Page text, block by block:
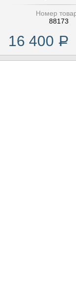
Номер
88173
16 400 Р